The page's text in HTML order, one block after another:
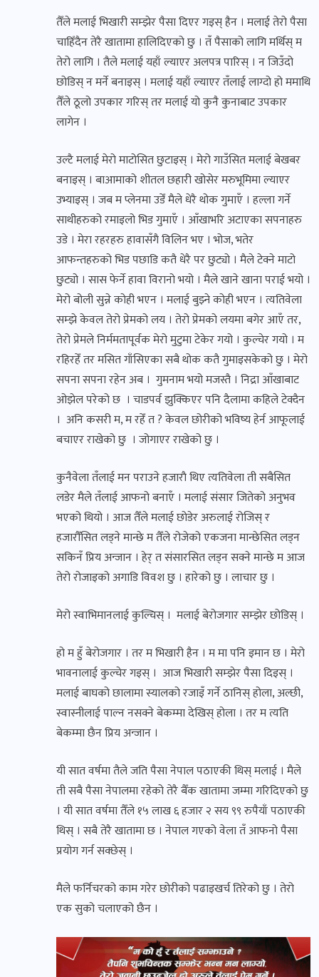
तैँले मलाई भिखारी सम्झेर पैसा दिएर गइस् हैन । मलाई तेरो पैसा
चाहिँदैन तेरै खातामा हालिदिएको छु । तँ पैसाको लागि मर्थिस् म
तेरो लागि । तैले मलाई यहाँ ल्याएर अलपत्र पारिस् । न जिउँदो
छोडिस् न मर्ने बनाइस् । मलाई यहाँ ल्याएर तँलाई लाग्दो हो ममाथि
तैँले ठूलो उपकार गरिस् तर मलाई यो कुनै कुनाबाट उपकार
लागेन ।
उल्टै मलाई मेरो माटोसित छुटाइस् । मेरो गाउँसित मलाई बेखबर
बनाइस् । बाआमाको शीतल छहारी खोसेर मरुभूमिमा ल्याएर
उभ्याइस् । जब म प्लेनमा उडेँ मैले धेरै थोक गुमाएँ । हल्ला गर्ने
साथीहरुको रमाइलो भिड गुमाएँ । आँखाभरि अटाएका सपनाहरु
उडे । मेरा रहरहरु हावासँगै विलिन भए । भोज, भतेर
आफन्तहरुको भिड पछाडि कतै धेरै पर छुट्यो । मैले टेक्ने माटो
छुट्यो । सास फेर्ने हावा विरानो भयो । मैले खाने खाना पराई भयो ।
मेरो बोली सुन्ने कोही भएन । मलाई बुझ्ने कोही भएन । त्यतिवेला
सम्झे केवल तेरो प्रेमको लय । तेरो प्रेमको लयमा बगेर आएँ तर,
तेरो प्रेमले निर्ममतापूर्वक मेरो मुटुमा टेकेर गयो । कुल्चेर गयो । म
रहिरहेँ तर मसित गाँसिएका सबै थोक कतै गुमाइसकेको छु । मेरो
सपना सपना रहेन अब । गुमनाम भयो मजस्तै । निद्रा आँखाबाट
ओझेल परेको छ । चाडपर्व झुक्किएर पनि दैलामा कहिले टेक्दैन
। अनि कसरी म, म रहेँ त ? केवल छोरीको भविष्य हेर्न आफूलाई
बचाएर राखेको छु । जोगाएर राखेको छु ।
कुनैवेला तँलाई मन पराउने हजाराै थिए त्यतिवेला ती सबैसित
लडेर मैले तँलाई आफनो बनाएँ । मलाई संसार जितेको अनुभव
भएको थियो । आज तैँले मलाई छोडेर अरुलाई रोजिस् र
हजारौँसित लड्ने मान्छे म तैँले रोजेको एकजना मान्छेसित लड्न
सकिनँ प्रिय अन्जान । हेर् त संसारसित लड्न सक्ने मान्छे म आज
तेरो रोजाइको अगाडि विवश छु । हारेको छु । लाचार छु ।
मेरो स्वाभिमानलाई कुल्चिस् । मलाई बेरोजगार सम्झेर छोडिस् ।
हो म हुँ बेरोजगार । तर म भिखारी हैन । म मा पनि इमान छ । मेरो
भावनालाई कुल्चेर गइस् । आज भिखारी सम्झेर पैसा दिइस् ।
मलाई बाघको छालामा स्यालको रजाइँ गर्ने ठानिस् होला, अल्छी,
स्वास्नीलाई पाल्न नसक्ने बेकम्मा देखिस् होला । तर म त्यति
बेकम्मा छैन प्रिय अन्जान ।
यी सात वर्षमा तैले जति पैसा नेपाल पठाएकी थिस् मलाई । मैले
ती सबै पैसा नेपालमा रहेको तेरै बैँक खातामा जम्मा गरिदिएको छु
। यी सात वर्षमा तैँले १५ लाख ६ हजार २ सय ९९ रुपैयाँ पठाएकी
थिस् । सबै तेरै खातामा छ । नेपाल गएको वेला तँ आफनो पैसा
प्रयोग गर्न सक्छेस् ।
मैले फर्निचरको काम गरेर छोरीको पढाइखर्च तिरेको छु । तेरो
एक सुको चलाएको छैन ।